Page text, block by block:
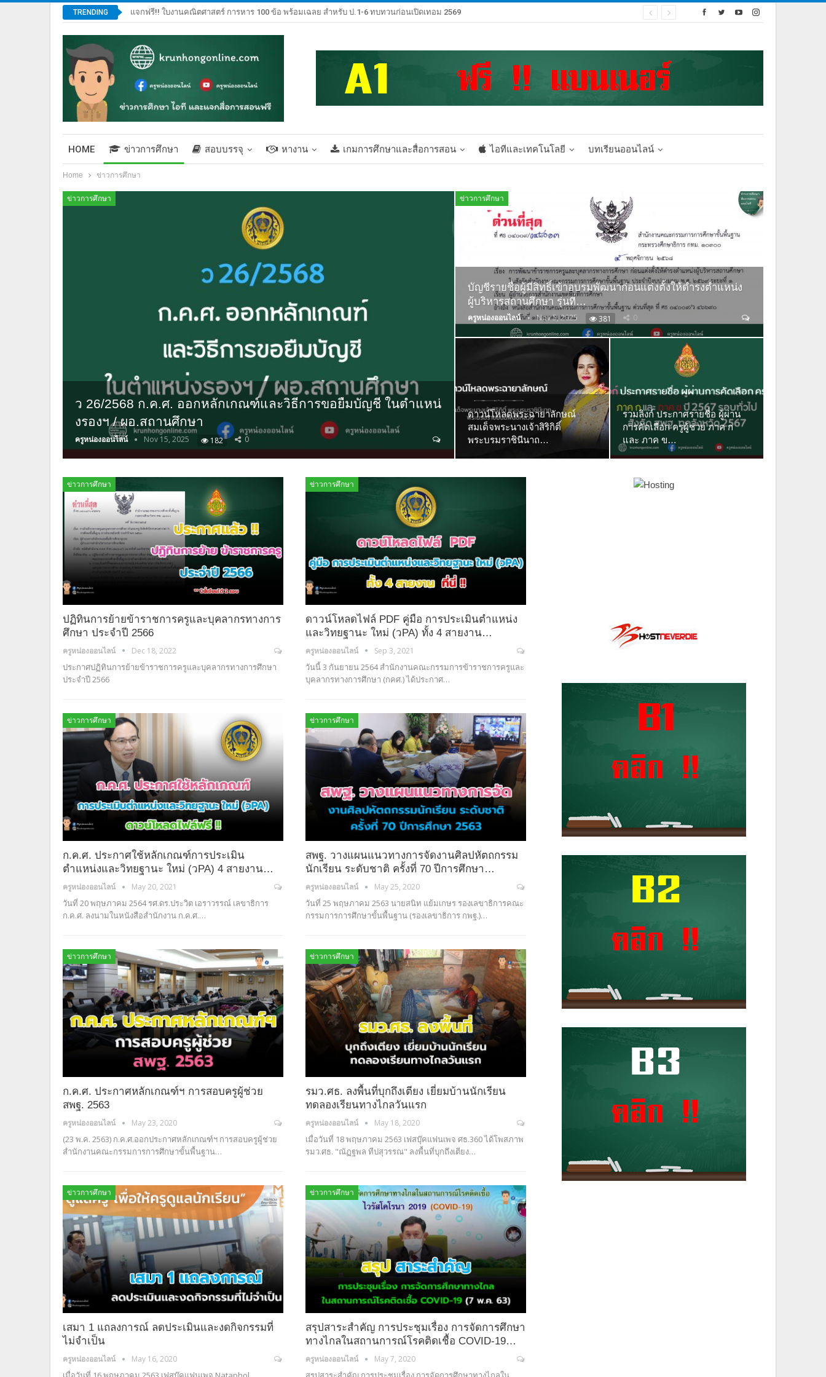
TRENDING แจกฟรี!! ใบงานคณิตศาสตร์ การหาร 100 ข้อ พร้อมเฉลย สำหรับ ป.1-6 ทบทวนก่อนเปิดเทอม 2569
HOME ข่าวการศึกษา สอบบรรจุ หางาน เกมการศึกษาและสื่อการสอน ไอทีและเทคโนโลยี บทเรียนออนไลน์
Home ข่าวการศึกษา
ข่าวการศึกษา
ว 26/2568 ก.ค.ศ. ออกหลักเกณฑ์และวิธีการขอยืมบัญชี ในตำแหน่
งรองฯ / ผอ.สถานศึกษา
ครูหน่องออนไลน์ Nov 15, 2025 182 0
ข่าวการศึกษา
บัญชีรายชื่อผู้มีสิทธิ์เข้าอบรมพัฒนาก่อนแต่งตั้งให้ดำรงตำแหน่ง
ผู้บริหารสถานศึกษา รุ่นที่…
ครูหน่องออนไลน์ Nov 5, 2025 381 0
ดาวน์โหลดพระฉายาลักษณ์
สมเด็จพระนางเจ้าสิริกิติ์
พระบรมราชินีนาถ…
รวมลิงก์ ประกาศรายชื่อ ผู้ผ่าน
การคัดเลือก ครูผู้ช่วย ภาค ก
และ ภาค ข…
ข่าวการศึกษา
ปฏิทินการย้ายข้าราชการครูและบุคลากรทางการ
ศึกษา ประจำปี 2566
ครูหน่องออนไลน์ Dec 18, 2022
ประกาศปฏิทินการย้ายข้าราชการครูและบุคลากรทางการศึกษา
ประจำปี 2566
ข่าวการศึกษา
ดาวน์โหลดไฟล์ PDF คู่มือ การประเมินตำแหน่ง
และวิทยฐานะ ใหม่ (วPA) ทั้ง 4 สายงาน…
ครูหน่องออนไลน์ Sep 3, 2021
วันนี้ 3 กันยายน 2564 สำนักงานคณะกรรมการข้าราชการครูและ
บุคลากรทางการศึกษา (กคศ.) ได้ประกาศ…
ข่าวการศึกษา
ก.ค.ศ. ประกาศใช้หลักเกณฑ์การประเมิน
ตำแหน่งและวิทยฐานะ ใหม่ (วPA) 4 สายงาน…
ครูหน่องออนไลน์ May 20, 2021
วันที่ 20 พฤษภาคม 2564 รศ.ดร.ประวิต เอราวรรณ์ เลขาธิการ
ก.ค.ศ. ลงนามในหนังสือสำนักงาน ก.ค.ศ.…
ข่าวการศึกษา
สพฐ. วางแผนแนวทางการจัดงานศิลปหัตถกรรม
นักเรียน ระดับชาติ ครั้งที่ 70 ปีการศึกษา…
ครูหน่องออนไลน์ May 25, 2020
วันที่ 25 พฤษภาคม 2563 นายสนิท แย้มเกษร รองเลขาธิการคณะ
กรรมการการศึกษาขั้นพื้นฐาน (รองเลขาธิการ กพฐ.)…
ข่าวการศึกษา
ก.ค.ศ. ประกาศหลักเกณฑ์ฯ การสอบครูผู้ช่วย
สพฐ. 2563
ครูหน่องออนไลน์ May 23, 2020
(23 พ.ค. 2563) ก.ค.ศ.ออกประกาศหลักเกณฑ์ฯ การสอบครูผู้ช่วย
สำนักงานคณะกรรมการการศึกษาขั้นพื้นฐาน…
ข่าวการศึกษา
รมว.ศธ. ลงพื้นที่บุกถึงเตียง เยี่ยมบ้านนักเรียน
ทดลองเรียนทางไกลวันแรก
ครูหน่องออนไลน์ May 18, 2020
เมื่อวันที่ 18 พฤษภาคม 2563 เฟสบุ๊คแฟนเพจ ศธ.360 ได้โพสภาพ
รมว.ศธ. "ณัฏฐพล ทีปสุวรรณ" ลงพื้นที่บุกถึงเตียง…
ข่าวการศึกษา
เสมา 1 แถลงการณ์ ลดประเมินและงดกิจกรรมที่
ไม่จำเป็น
ครูหน่องออนไลน์ May 16, 2020
ข่าวการศึกษา
สรุปสาระสำคัญ การประชุมเรื่อง การจัดการศึกษา
ทางไกลในสถานการณ์โรคติดเชื้อ COVID-19…
ครูหน่องออนไลน์ May 7, 2020